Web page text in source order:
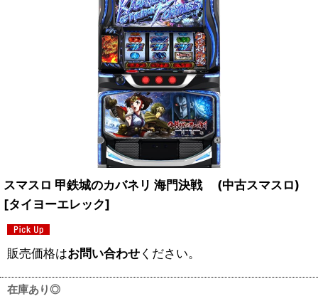
スマスロ 甲鉄城のカバネリ 海門決戦 (中古スマスロ)
[タイヨーエレック]
販売価格はお問い合わせください。
在庫あり◎